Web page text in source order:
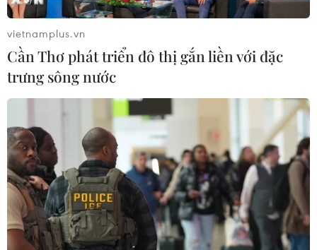
vietnamplus.vn
Cần Thơ phát triển đô thị gắn liền với đặc
trưng sông nước